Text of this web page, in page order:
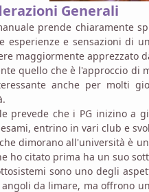
Generali
prende chiaramente
esperienze e sensazioni di
maggiormente apprezzato
quello che è l'approccio di
anche per molti
prevede che i PG inizino a
entrino in vari club e
dimorano all'università è
ho citato prima ha un suo
sono uno degli
da limare, ma offrono